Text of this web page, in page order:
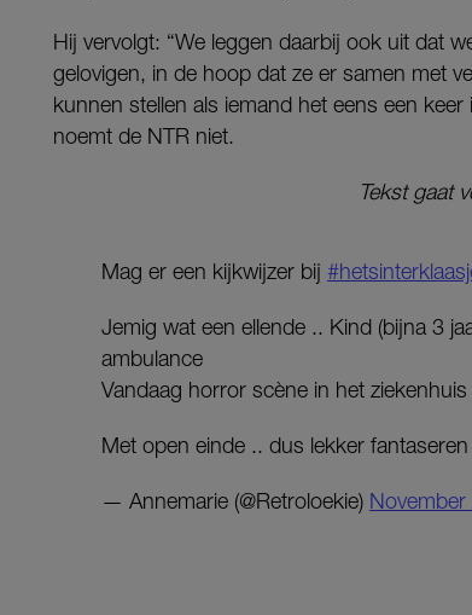
Hij vervolgt: “We leggen daarbij ook uit dat
gelovigen, in de hoop dat ze er samen met
kunnen stellen als iemand het eens een
noemt de NTR niet.
Tekst gaat
Mag er een kijkwijzer bij
Jemig wat een ellende .. Kind (bijna 3
ambulance
Vandaag horror scène in het
Met open einde .. dus lekker fantaseren
— Annemarie (@Retroloekie)